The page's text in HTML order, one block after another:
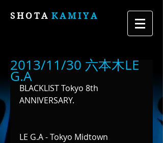
S H O T A K A M I Y A
2013/11/30 六本木LE
G.A
BLACKLIST Tokyo 8th
ANNIVERSARY.
LE G.A - Tokyo Midtown